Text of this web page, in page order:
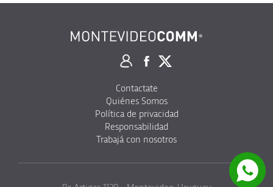
Contactate
Quiénes Somos
Política de privacidad
Responsabilidad
Trabajá con nosotros